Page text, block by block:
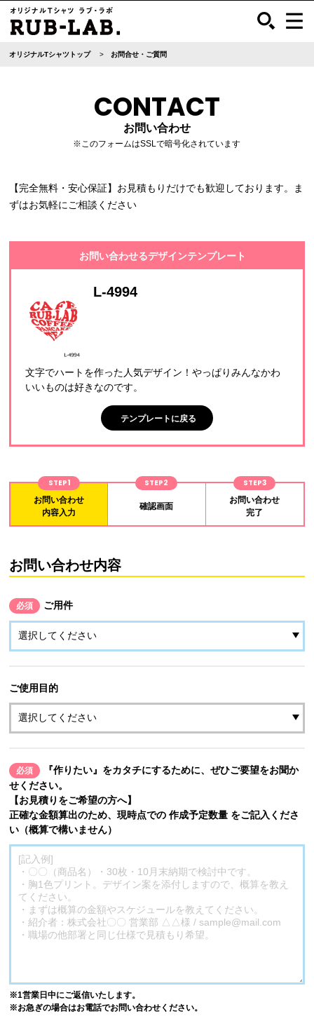
オリジナルTシャツトップ お問合せ・ご質問
CONTACT
お問い合わせ
※このフォームはSSLで暗号化されています
【完全無料・安心保証】お見積もりだけでも歓迎しております。ま
ずはお気軽にご相談ください
お問い合わせるデザインテンプレート
L-4994
文字でハートを作った人気デザイン！やっぱりみんなかわ
いいものは好きなのです。
テンプレートに戻る
STEP1
お問い合わせ
内容入力
STEP2
確認画面
STEP3
お問い合わせ
完了
お問い合わせ内容
必須 ご用件
ご使用目的
必須
『作りたい』をカタチにするために、ぜひご要望をお聞か
せください。
【お見積りをご希望の方へ】
正確な金額算出のため、現時点での 作成予定数量 をご記入くださ
い（概算で構いません）
※1営業日中にご返信いたします。
※お急ぎの場合はお電話でお問い合わせください。